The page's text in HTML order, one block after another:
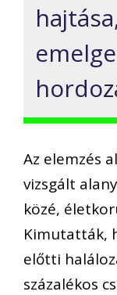
Az elemzés
vizsgált
közé,
Kimutatták,
előtti
százalékos